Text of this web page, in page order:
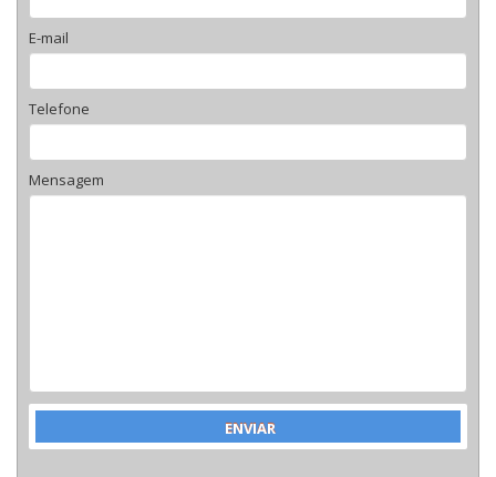
E-mail
Telefone
Mensagem